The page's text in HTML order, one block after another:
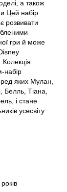
а також
Цей набір
розвивати
гри й може
набір
яких Мулан,
Белль, Тіана,
і стане
усесвіту